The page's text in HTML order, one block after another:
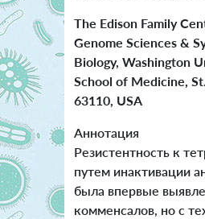
The Edison Family
Genome Sciences &
Biology, Washington
School of Medicine,
63110, USA
Аннотация
Резистентность к
путем инактивации
была впервые
комменсалов, но с